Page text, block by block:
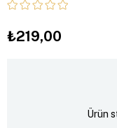
₺219,00
Ürün